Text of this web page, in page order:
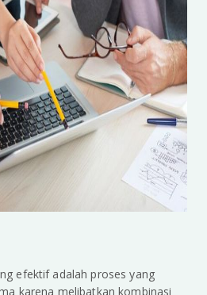
efektif adalah proses yang
karena melibatkan kombinasi